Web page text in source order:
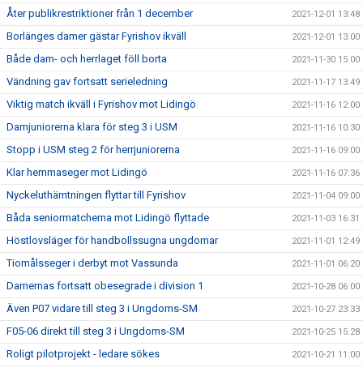
Åter publikrestriktioner från 1 december 2021-12-01 13:48
Borlänges damer gästar Fyrishov ikväll 2021-12-01 13:00
Både dam- och herrlaget föll borta 2021-11-30 15:00
Vändning gav fortsatt serieledning 2021-11-17 13:49
Viktig match ikväll i Fyrishov mot Lidingö 2021-11-16 12:00
Damjuniorerna klara för steg 3 i USM 2021-11-16 10:30
Stopp i USM steg 2 för herrjuniorerna 2021-11-16 09:00
Klar hemmaseger mot Lidingö 2021-11-16 07:36
Nyckeluthämtningen flyttar till Fyrishov 2021-11-04 09:00
Båda seniormatcherna mot Lidingö flyttade 2021-11-03 16:31
Höstlovsläger för handbollssugna ungdomar 2021-11-01 12:49
Tiomålsseger i derbyt mot Vassunda 2021-11-01 06:20
Damernas fortsatt obesegrade i division 1 2021-10-28 06:00
Även P07 vidare till steg 3 i Ungdoms-SM 2021-10-27 23:33
F05-06 direkt till steg 3 i Ungdoms-SM 2021-10-25 15:28
Roligt pilotprojekt - ledare sökes 2021-10-21 11:00